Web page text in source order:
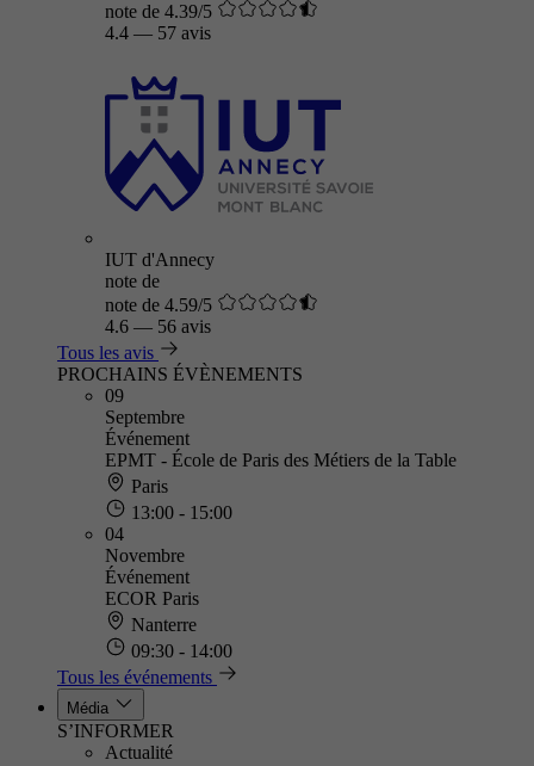
note de 4.39/5
4.4 — 57 avis
IUT d'Annecy
note de
note de 4.59/5
4.6 — 56 avis
Tous les avis
PROCHAINS ÉVÈNEMENTS
09
Septembre
Événement
EPMT - École de Paris des Métiers de la Table
Paris
13:00 - 15:00
04
Novembre
Événement
ECOR Paris
Nanterre
09:30 - 14:00
Tous les événements
Média
S’INFORMER
Actualité